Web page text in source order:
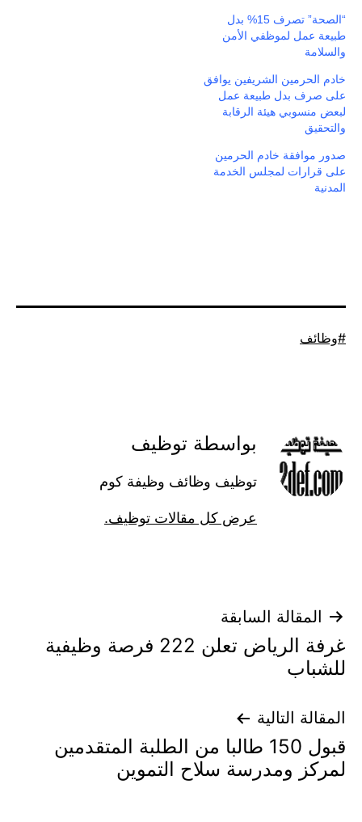
“الصحة” تصرف 15% بدل
طبيعة عمل لموظفي الأمن
والسلامة
خادم الحرمين الشريفين يوافق
على صرف بدل طبيعة عمل
لبعض منسوبي هيئة الرقابة
والتحقيق
صدور موافقة خادم الحرمين
على قرارات لمجلس الخدمة
المدنية
موسوم
وظائف
بواسطة توظيف
توظيف وظائف وظيفة كوم
عرض كل مقالات توظيف.
تصفّح
المقالات
المقالة السابقة
غرفة الرياض تعلن 222 فرصة وظيفية
للشباب
المقالة التالية
قبول 150 طالبا من الطلبة المتقدمين
لمركز ومدرسة سلاح التموين